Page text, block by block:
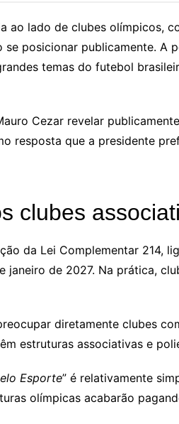
ao lado de clubes olímpicos,
posicionar publicamente. A
temas do futebol
Cezar revelar
resposta que a presidente
clubes
da Lei Complementar 214,
de 2027. Na prática,
diretamente clubes
estruturas associativas e
Esporte” é relativamente
olímpicas acabarão